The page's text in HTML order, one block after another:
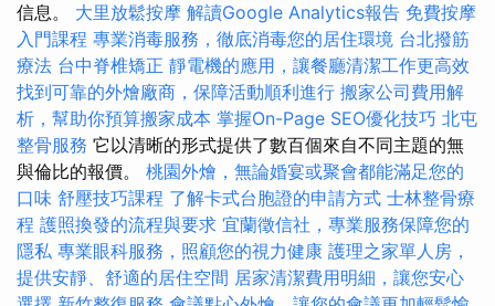
信息。 大里放鬆按摩 解讀Google Analytics報告 免費按摩
入門課程 專業消毒服務，徹底消毒您的居住環境 台北撥筋
療法 台中脊椎矯正 靜電機的應用，讓餐廳清潔工作更高效
找到可靠的外燴廠商，保障活動順利進行 搬家公司費用解
析，幫助你預算搬家成本 掌握On-Page SEO優化技巧 北屯
整骨服務 它以清晰的形式提供了數百個來自不同主題的無
與倫比的報價。 桃園外燴，無論婚宴或聚會都能滿足您的
口味 舒壓技巧課程 了解卡式台胞證的申請方式 士林整骨療
程 護照換發的流程與要求 宜蘭徵信社，專業服務保障您的
隱私 專業眼科服務，照顧您的視力健康 護理之家單人房，
提供安靜、舒適的居住空間 居家清潔費用明細，讓您安心